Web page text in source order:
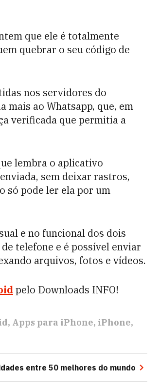
que ele é totalmente
quebrar o seu código de
nos servidores do
mais ao Whatsapp, que, em
verificada que permitia a
lembra o aplicativo
sem deixar rastros,
só pode ler ela por um
e no funcional dos dois
telefone e é possível enviar
arquivos, fotos e vídeos.
pelo Downloads INFO!
Apps para iPhone iPhone
entre 50 melhores do mundo